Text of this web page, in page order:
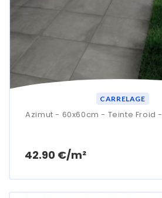
CARRELAGE
Azimut - 60x60cm - Teinte Froid
42.90 €/m²Prix